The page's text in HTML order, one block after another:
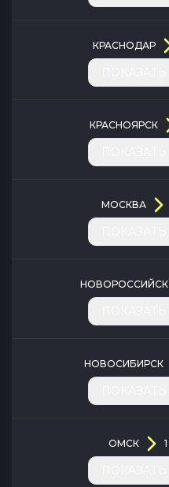
КРАСНОДАР
КРАСНОЯРСК
МОСКВА
НОВОРОССИЙСК
НОВОСИБИРСК
ОМСК 1